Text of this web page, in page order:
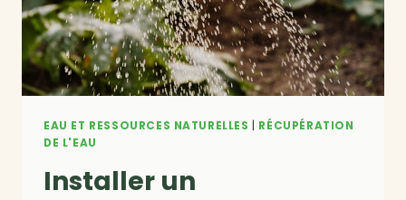
EAU ET RESSOURCES NATURELLES
RÉCUPÉRATION
DE L'EAU
Installer un